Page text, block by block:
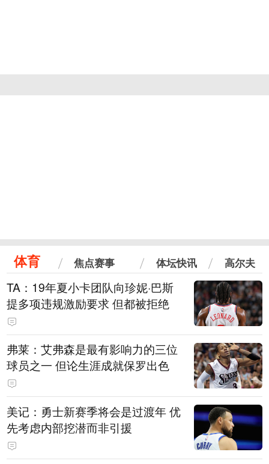
体育 焦点赛事 体坛快讯 高尔夫
TA：19年夏小卡团队向珍妮·巴斯
提多项违规激励要求 但都被拒绝
弗莱：艾弗森是最有影响力的三位
球员之一 但论生涯成就保罗出色
美记：勇士新赛季将会是过渡年 优
先考虑内部挖潜而非引援